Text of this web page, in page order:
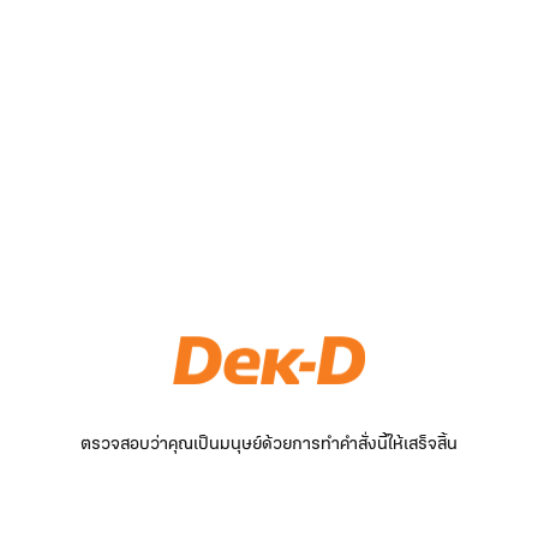
ตรวจสอบว่าคุณเป็นมนุษย์ด้วยการทำคำสั่งนี้ให้เสร็จสิ้น